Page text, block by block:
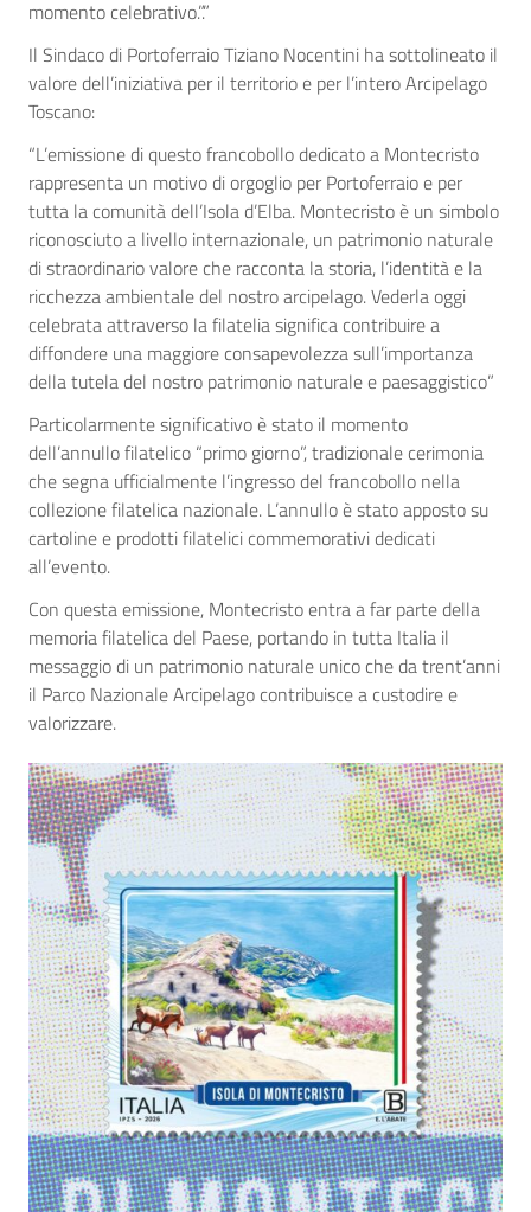
momento celebrativo.”.”
Il Sindaco di Portoferraio Tiziano Nocentini ha sottolineato il
valore dell’iniziativa per il territorio e per l’intero Arcipelago
Toscano:
“L’emissione di questo francobollo dedicato a Montecristo
rappresenta un motivo di orgoglio per Portoferraio e per
tutta la comunità dell’Isola d’Elba. Montecristo è un simbolo
riconosciuto a livello internazionale, un patrimonio naturale
di straordinario valore che racconta la storia, l’identità e la
ricchezza ambientale del nostro arcipelago. Vederla oggi
celebrata attraverso la filatelia significa contribuire a
diffondere una maggiore consapevolezza sull’importanza
della tutela del nostro patrimonio naturale e paesaggistico”
Particolarmente significativo è stato il momento
dell’annullo filatelico “primo giorno”, tradizionale cerimonia
che segna ufficialmente l’ingresso del francobollo nella
collezione filatelica nazionale. L’annullo è stato apposto su
cartoline e prodotti filatelici commemorativi dedicati
all’evento.
Con questa emissione, Montecristo entra a far parte della
memoria filatelica del Paese, portando in tutta Italia il
messaggio di un patrimonio naturale unico che da trent’anni
il Parco Nazionale Arcipelago contribuisce a custodire e
valorizzare.